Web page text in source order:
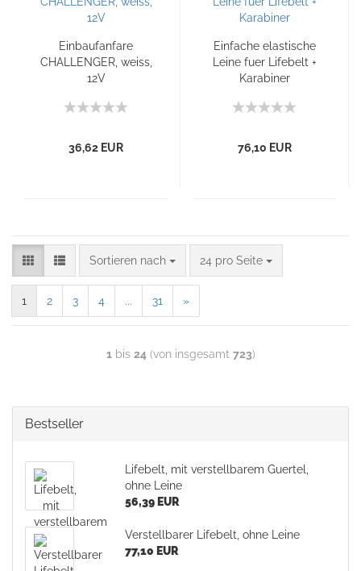
Einbaufanfare
CHALLENGER, weiss,
12V
36,62 EUR
Einfache elastische
Leine fuer Lifebelt +
Karabiner
76,10 EUR
Sortieren nach 24 pro Seite
1 2 3 4 ... 31 »
1bis 24(von insgesamt 723)
Bestseller
Lifebelt, mit verstellbarem Guertel,
ohne Leine
56,39 EUR
Verstellbarer Lifebelt, ohne Leine
77,10 EUR